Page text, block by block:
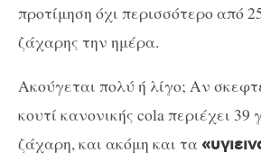
προτίμηση όχι περισσότερο από
ζάχαρης την ημέρα.
Ακούγεται πολύ ή λίγο; Αν
κουτί κανονικής cola περιέχει
ζάχαρη, και ακόμη και τα